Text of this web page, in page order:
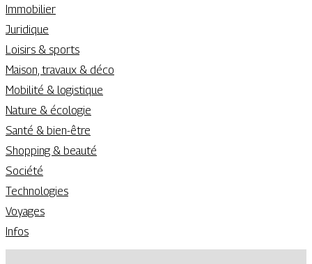
Immobilier
Juridique
Loisirs & sports
Maison, travaux & déco
Mobilité & logistique
Nature & écologie
Santé & bien-être
Shopping & beauté
Société
Technologies
Voyages
Infos